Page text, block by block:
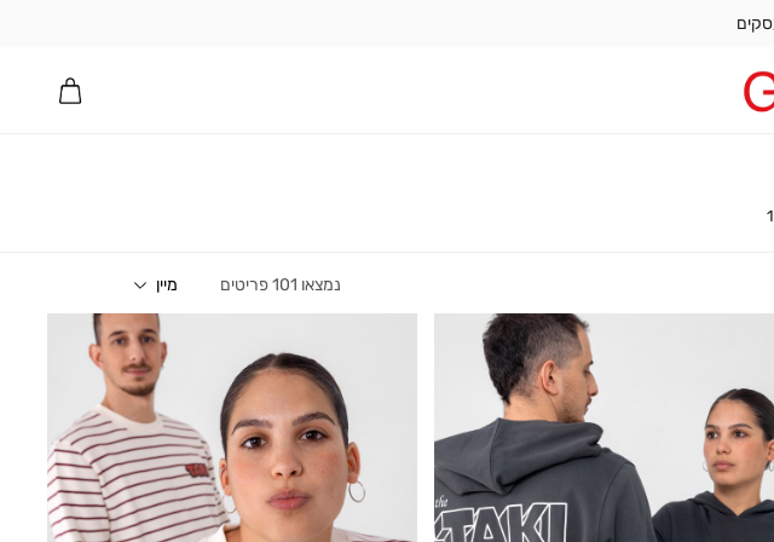
101פריטים